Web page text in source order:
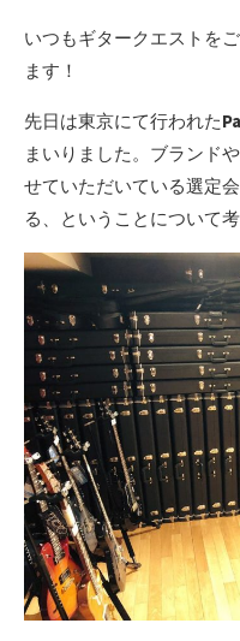
いつもギタークエストを
ます！
先日は東京にて行われた
まいりました。ブランド
せていただいている選定
る、ということについて